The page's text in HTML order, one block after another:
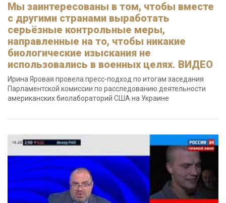
Мы заинтересованы в том, чтобы вместе
с другими странами выработать
серьёзные контрольные меры,
направленные на то, чтобы никакие
биологические изыскания не
использовались в военных целях. ВИДЕО
Ирина Яровая провела пресс-подход по итогам заседания
Парламентской комиссии по расследованию деятельности
американских биолабораторий США на Украине